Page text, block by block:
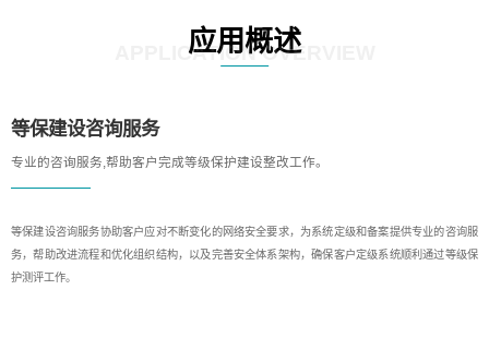
应用概述
APPLICATION OVERVIEW
等保建设咨询服务
专业的咨询服务,帮助客户完成等级保护建设整改工作。
等保建设咨询服务协助客户应对不断变化的网络安全要求，为系统定级和备案提供专业的咨询服
务，帮助改进流程和优化组织结构，以及完善安全体系架构，确保客户定级系统顺利通过等级保
护测评工作。